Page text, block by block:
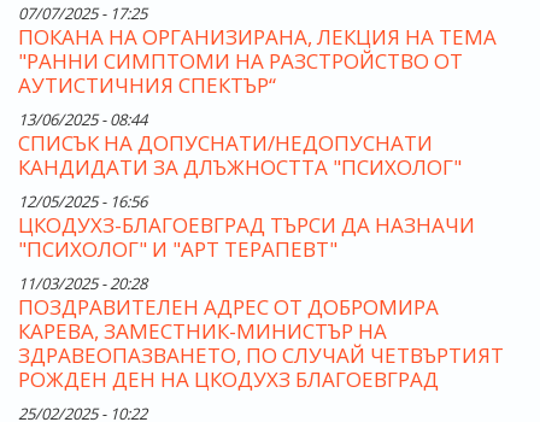
07/07/2025 - 17:25
ПОКАНА НА ОРГАНИЗИРАНА, ЛЕКЦИЯ НА ТЕМА
"РАННИ СИМПТОМИ НА РАЗСТРОЙСТВО ОТ
АУТИСТИЧНИЯ СПЕКТЪР“
13/06/2025 - 08:44
СПИСЪК НА ДОПУСНАТИ/НЕДОПУСНАТИ
КАНДИДАТИ ЗА ДЛЪЖНОСТТА "ПСИХОЛОГ"
12/05/2025 - 16:56
ЦКОДУХЗ-БЛАГОЕВГРАД ТЪРСИ ДА НАЗНАЧИ
"ПСИХОЛОГ" И "АРТ ТЕРАПЕВТ"
11/03/2025 - 20:28
ПОЗДРАВИТЕЛЕН АДРЕС ОТ ДОБРОМИРА
КАРЕВА, ЗАМЕСТНИК-МИНИСТЪР НА
ЗДРАВЕОПАЗВАНЕТО, ПО СЛУЧАЙ ЧЕТВЪРТИЯТ
РОЖДЕН ДЕН НА ЦКОДУХЗ БЛАГОЕВГРАД
25/02/2025 - 10:22